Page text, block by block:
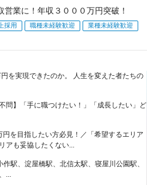
業に！年収３０００万円突破！
採用 職種未経験歓迎 業種未経験歓迎
を実現できたのか。 人生を変えた者たちの
問】「手に職つけたい！」「成長したい」ど
を目指したい方必見！／「希望するエリア
アも妥協したくない...
駅、淀屋橋駅、北信太駅、寝屋川公園駅、
...